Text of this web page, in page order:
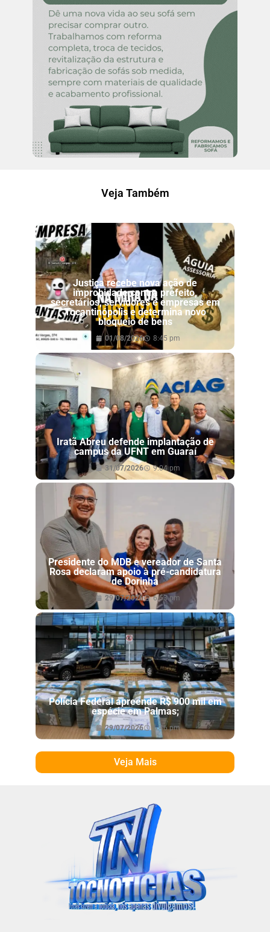
Veja Também
Justiça recebe nova ação de
improbidade contra prefeito,
secretários, servidores e empresas em
Tocantinópolis e determina novo
bloqueio de bens
01/08/2026 8:45 pm
Iratã Abreu defende implantação de
campus da UFNT em Guaraí
31/07/2026 9:04 pm
Presidente do MDB e vereador de Santa
Rosa declaram apoio à pré-candidatura
de Dorinha
29/07/2026 6:53 pm
Polícia Federal apreende R$ 900 mil em
espécie em Palmas;
29/07/2026 6:46 pm
Veja Mais